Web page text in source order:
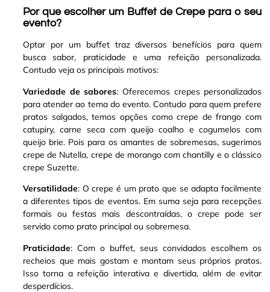
Por que escolher um Buffet de Crepe para o seu
evento?
Optar por um buffet traz diversos benefícios para quem
busca sabor, praticidade e uma refeição personalizada.
Contudo veja os principais motivos:
Variedade de sabores: Oferecemos crepes personalizados
para atender ao tema do evento. Contudo para quem prefere
pratos salgados, temos opções como crepe de frango com
catupiry, carne seca com queijo coalho e cogumelos com
queijo brie. Pois para os amantes de sobremesas, sugerimos
crepe de Nutella, crepe de morango com chantilly e o clássico
crepe Suzette.
Versatilidade: O crepe é um prato que se adapta facilmente
a diferentes tipos de eventos. Em suma seja para recepções
formais ou festas mais descontraídas, o crepe pode ser
servido como prato principal ou sobremesa.
Praticidade: Com o buffet, seus convidados escolhem os
recheios que mais gostam e montam seus próprios pratos.
Isso torna a refeição interativa e divertida, além de evitar
desperdícios.